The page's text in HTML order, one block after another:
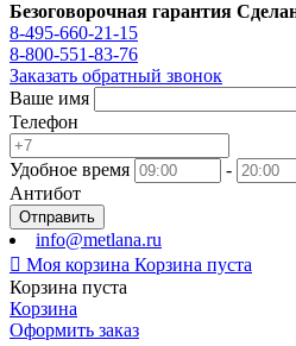
Безоговорочная гарантия
8-495-660-21-15
8-800-551-83-76
Заказать обратный звонок
Ваше имя
Телефон
Удобное время
-
Антибот
Отправить
info@metlana.ru
 Моя корзина Корзина пуста
Корзина пуста
Корзина
Оформить заказ